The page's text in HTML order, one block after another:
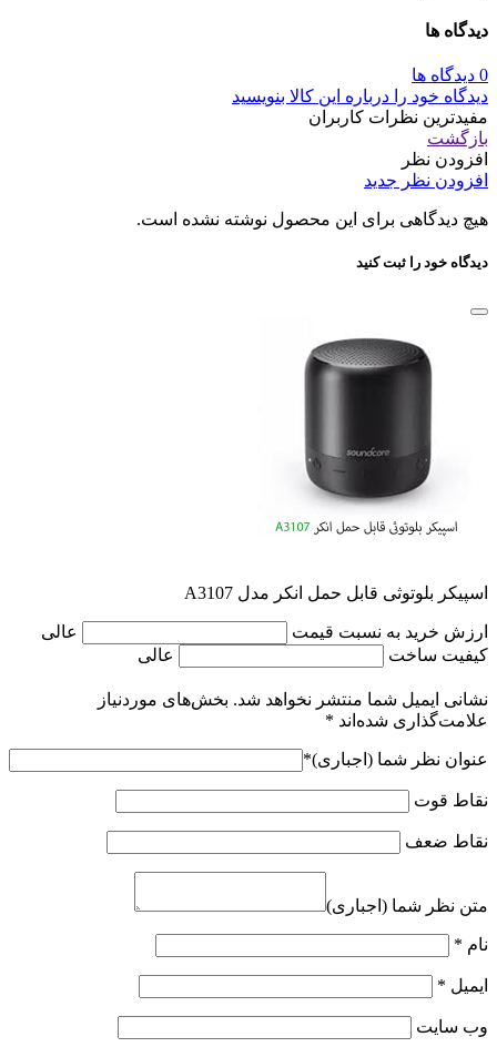
دیدگاه ها
0 دیدگاه ها
دیدگاه خود را درباره این کالا بنویسید
مفیدترین نظرات کاربران
بازگشت
افزودن نظر
افزودن نظر جدید
هیچ دیدگاهی برای این محصول نوشته نشده است.
دیدگاه خود را ثبت کنید
اسپیکر بلوتوثی قابل حمل انکر مدل A3107
ارزش خرید به نسبت قیمت
عالی
کیفیت ساخت
عالی
نشانی ایمیل شما منتشر نخواهد شد. بخش‌های موردنیاز
علامت‌گذاری شده‌اند *
عنوان نظر شما (اجباری)*
نقاط قوت
نقاط ضعف
متن نظر شما (اجباری)
نام *
ایمیل *
وب‌ سایت